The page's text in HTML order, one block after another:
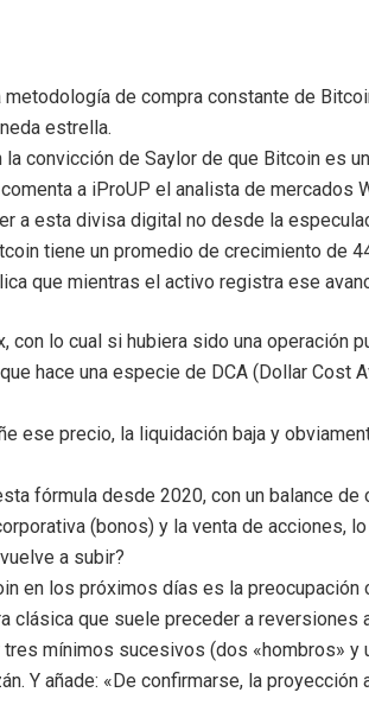
de compra constante de
estrella.
la convicción de Saylor de que Bitcoin
a iProUP el analista de mercados
a esta divisa digital no desde la
tiene un promedio de crecimiento de
que mientras el activo registra ese
con lo cual si hubiera sido una operación
hace una especie de DCA (Dollar
ese precio, la liquidación baja y
fórmula desde 2020, con un balance
(bonos) y la venta de acciones,
a subir?
en los próximos días es la
clásica que suele preceder a reversiones
tres mínimos sucesivos (dos «hombros»
Y añade: «De confirmarse, la